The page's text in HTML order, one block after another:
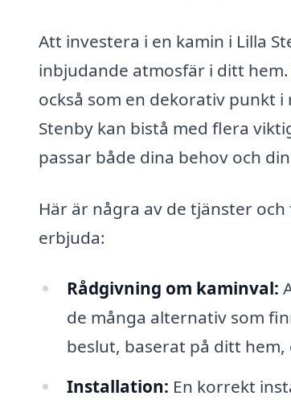
Att investera i en kamin i Lilla
inbjudande atmosfär i ditt
också som en dekorativ punkt
Stenby kan bistå med flera
passar både dina behov och
Här är några av de tjänster
erbjuda:
Rådgivning om kaminval:
de många alternativ som
beslut, baserat på ditt
Installation: En korrekt